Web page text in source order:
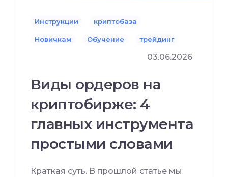
Инструкции криптобаза
Новичкам Обучение трейдинг
03.06.2026
Виды ордеров на
криптобирже: 4
главных инструмента
простыми словами
Краткая суть. В прошлой статье мы